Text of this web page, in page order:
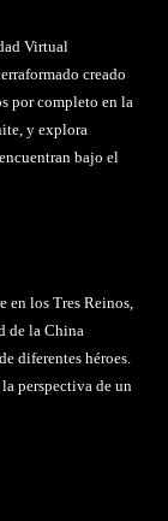
Virtual
creado
por completo en la
y explora
bajo el
en los Tres Reinos,
de la China
diferentes héroes.
perspectiva de un